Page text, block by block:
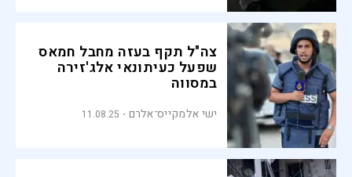
צה"ל תקף בעזה מחבל חמאס
שפעל כעיתונאי אלג'זירה
במסווה
ישי אלמקייס־אלרם 11.08.25